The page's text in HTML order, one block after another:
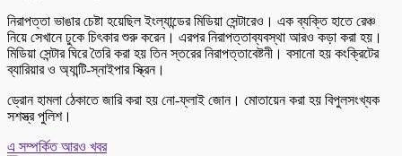
নিরাপত্তা ভাঙার চেষ্টা হয়েছিল ইংল্যান্ডের মিডিয়া সেন্টারেও। এক ব্যক্তি হাতে রেঞ্চ
নিয়ে সেখানে ঢুকে চিৎকার শুরু করেন। এরপর নিরাপত্তাব্যবস্থা আরও কড়া করা হয়।
মিডিয়া সেন্টার ঘিরে তৈরি করা হয় তিন স্তরের নিরাপত্তাবেষ্টনী। বসানো হয় কংক্রিটের
ব্যারিয়ার ও অ্যান্টি-স্নাইপার স্ক্রিন।
ড্রোন হামলা ঠেকাতে জারি করা হয় নো-ফ্লাই জোন। মোতায়েন করা হয় বিপুলসংখ্যক
সশস্ত্র পুলিশ।
এ সম্পর্কিত আরও খবর